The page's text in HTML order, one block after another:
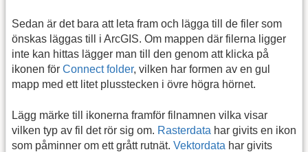
Sedan är det bara att leta fram och lägga till de filer som
önskas läggas till i ArcGIS. Om mappen där filerna ligger
inte kan hittas lägger man till den genom att klicka på
ikonen för Connect folder, vilken har formen av en gul
mapp med ett litet plusstecken i övre högra hörnet.
Lägg märke till ikonerna framför filnamnen vilka visar
vilken typ av fil det rör sig om. Rasterdata har givits en ikon
som påminner om ett grått rutnät. Vektordata har givits